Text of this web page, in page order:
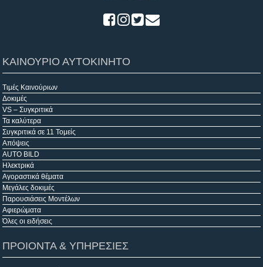
ΚΑΙΝΟΥΡΙΟ ΑΥΤΟΚΙΝΗΤΟ
Τιμές Καινούριων
Δοκιμές
VS – Συγκριτικά
Τα καλύτερα
Συγκριτικά σε 11 Τομείς
Απόψεις
AUTO BILD
Ηλεκτρικά
Αγοραστικά θέματα
Μεγάλες δοκιμές
Παρουσιάσεις Μοντέλων
Αφιερώματα
Όλες οι ειδήσεις
ΠΡΟΙΟΝΤΑ & ΥΠΗΡΕΣΙΕΣ